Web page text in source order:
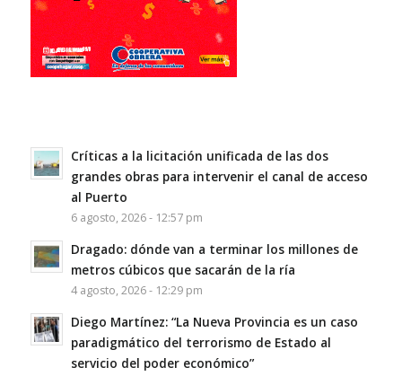
Críticas a la licitación unificada de las dos
grandes obras para intervenir el canal de acceso
al Puerto
6 agosto, 2026 - 12:57 pm
Dragado: dónde van a terminar los millones de
metros cúbicos que sacarán de la ría
4 agosto, 2026 - 12:29 pm
Diego Martínez: “La Nueva Provincia es un caso
paradigmático del terrorismo de Estado al
servicio del poder económico”